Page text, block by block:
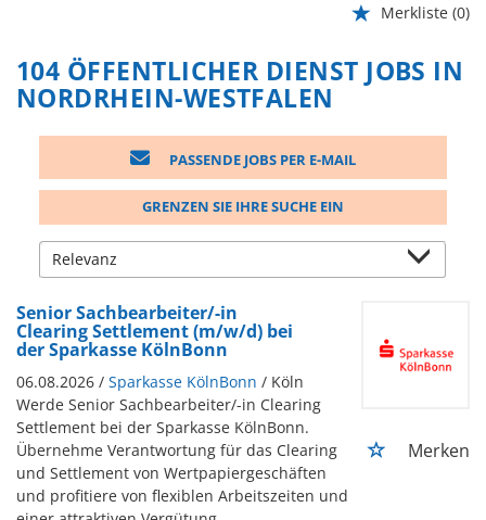
Merkliste (0)
104 ÖFFENTLICHER DIENST JOBS IN
NORDRHEIN-WESTFALEN
PASSENDE JOBS PER E-MAIL
GRENZEN SIE IHRE SUCHE EIN
Senior Sachbearbeiter/-in
Clearing Settlement (m/w/d) bei
der Sparkasse KölnBonn
06.08.2026 / Sparkasse KölnBonn / Köln
Werde Senior Sachbearbeiter/-in Clearing
Settlement bei der Sparkasse KölnBonn.
Übernehme Verantwortung für das Clearing
und Settlement von Wertpapiergeschäften
und profitiere von flexiblen Arbeitszeiten und
Merken